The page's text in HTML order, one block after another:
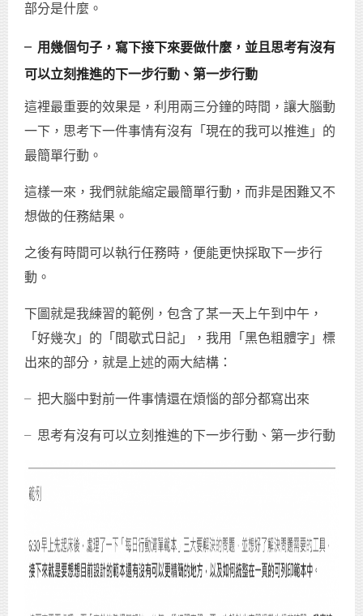
部分是什麼。
╴用幾個句子，寫下接下來要做什麼，並且思考有沒有
可以立刻推進的下一步行動、第一步行動
這裡最重要的效果是，利用兩三分鐘的時間，讓大腦動
一下，思考下一件事情有沒有「現在的我可以推進」的
最簡單行動。
這樣一來，我們就能縮定最簡單行動，而非是困難又不
想做的任務結果。
之後有時間可以執行任務時，便能更快採取下一步行
動。
下圖就是我練習的範例，包含了某一天上午到中午，
「好幾次」的「間歇式日記」，我用「黑色粗體字」標
出來的部分，就是上述的兩大結構：
╴把大腦中對前一件事情還在煩惱的部分都寫出來
╴思考有沒有可以立刻推進的下一步行動、第一步行動